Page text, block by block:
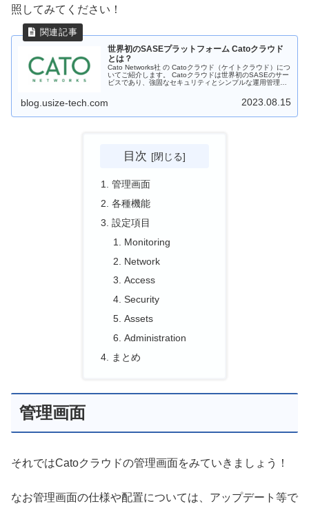
照してみてください！
世界初のSASEプラットフォーム Catoクラウド
とは？
Cato Networks社 の Catoクラウド（ケイトクラウド）につ
いてご紹介します。 Catoクラウドは世界初のSASEのサー
ビスであり、強固なセキュリティとシンプルな運用管理を
blog.usize-tech.com 2023.08.15
目次
管理画面
各種機能
設定項目
Monitoring
Network
Access
Security
Assets
Administration
まとめ
管理画面
それではCatoクラウドの管理画面をみていきましょう！
なお管理画面の仕様や配置については、アップデート等で